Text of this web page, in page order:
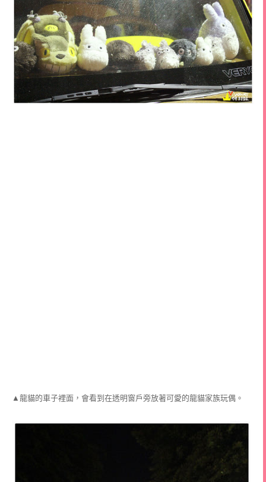
▲龍貓的車子裡面，會看到在透明窗戶旁放著可愛的龍貓家族玩偶。